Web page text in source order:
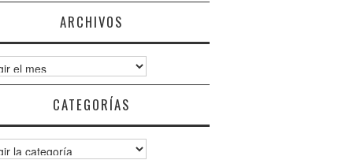
ARCHIVOS
CATEGORÍAS